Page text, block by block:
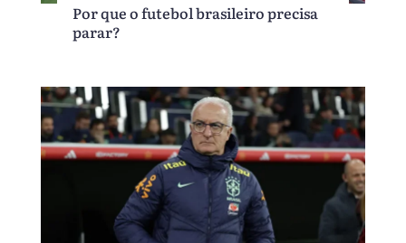
Por que o futebol brasileiro precisa
parar?